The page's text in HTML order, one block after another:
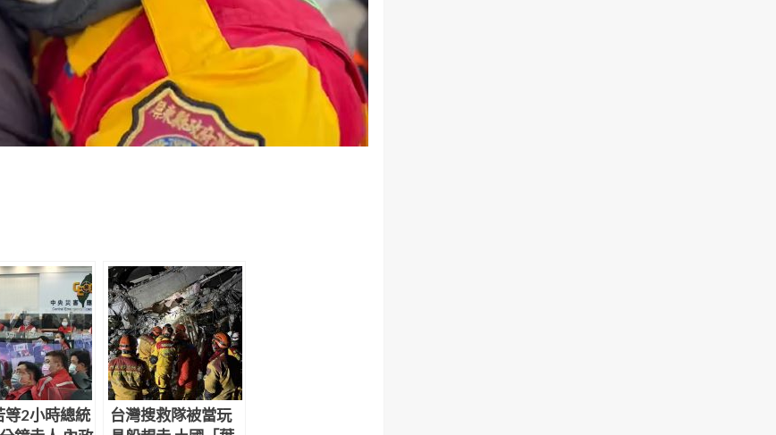
等2小時總統
台灣搜救隊被當玩